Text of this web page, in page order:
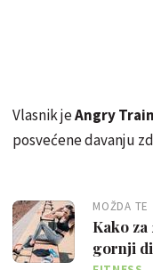
Vlasnik jeAngry
posvećene davanju
MOŽDA TE
Kako
gornji